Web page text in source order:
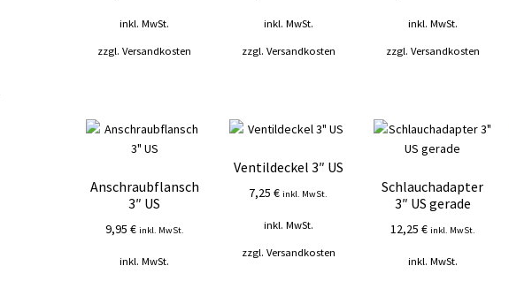
inkl. MwSt.
zzgl.Versandkosten
inkl. MwSt.
zzgl. Versandkosten
inkl. MwSt.
zzgl. Versandkosten
Anschraubflansch
3″ US
9,95 € inkl. MwSt.
inkl. MwSt.
Ventildeckel 3″ US
7,25€ inkl. MwSt.
inkl. MwSt.
zzgl. Versandkosten
Schlauchadapter
3″ US gerade
12,25 € inkl. MwSt.
inkl. MwSt.